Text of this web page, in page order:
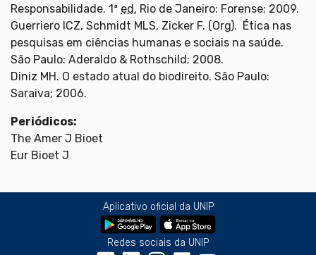
Responsabilidade. 1ª ed. Rio de Janeiro: Forense; 2009.
Guerriero ICZ, Schmidt MLS, Zicker F. (Org). Ética nas
pesquisas em ciências humanas e sociais na saúde.
São Paulo: Aderaldo & Rothschild; 2008.
Diniz MH. O estado atual do biodireito. São Paulo:
Saraiva; 2006.
Periódicos:
The Amer J Bioet
Eur Bioet J
Aplicativo oficial da UNIP
Redes sociais da UNIP